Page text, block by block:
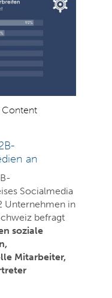
Content
an
Socialmedia
Unternehmen in
befragt
soziale
Mitarbeiter,